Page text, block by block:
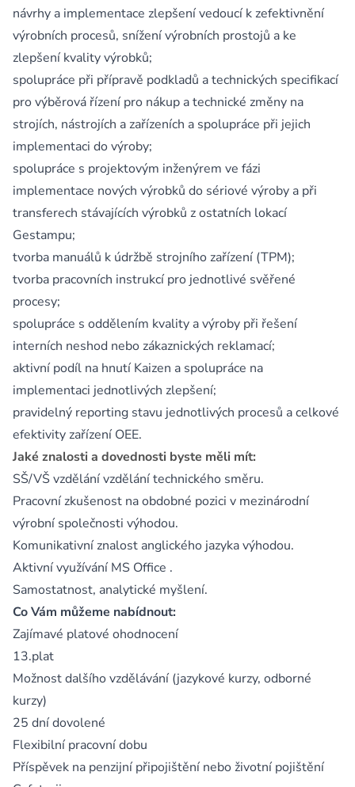
návrhy a implementace zlepšení vedoucí k zefektivnění
výrobních procesů, snížení výrobních prostojů a ke
zlepšení kvality výrobků;
spolupráce při přípravě podkladů a technických specifikací
pro výběrová řízení pro nákup a technické změny na
strojích, nástrojích a zařízeních a spolupráce při jejich
implementaci do výroby;
spolupráce s projektovým inženýrem ve fázi
implementace nových výrobků do sériové výroby a při
transferech stávajících výrobků z ostatních lokací
Gestampu;
tvorba manuálů k údržbě strojního zařízení (TPM);
tvorba pracovních instrukcí pro jednotlivé svěřené
procesy;
spolupráce s oddělením kvality a výroby při řešení
interních neshod nebo zákaznických reklamací;
aktivní podíl na hnutí Kaizen a spolupráce na
implementaci jednotlivých zlepšení;
pravidelný reporting stavu jednotlivých procesů a celkové
efektivity zařízení OEE.
Jaké znalosti a dovednosti byste měli mít:
SŠ/VŠ vzdělání vzdělání technického směru.
Pracovní zkušenost na obdobné pozici v mezinárodní
výrobní společnosti výhodou.
Komunikativní znalost anglického jazyka výhodou.
Aktivní využívání MS Office .
Samostatnost, analytické myšlení.
Co Vám můžeme nabídnout:
Zajímavé platové ohodnocení
13.plat
Možnost dalšího vzdělávání (jazykové kurzy, odborné
kurzy)
25 dní dovolené
Flexibilní pracovní dobu
Příspěvek na penzijní připojištění nebo životní pojištění